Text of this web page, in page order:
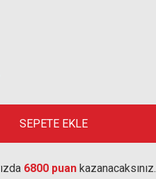
SEPETE EKLE
6800 puan kazanacaksınız.